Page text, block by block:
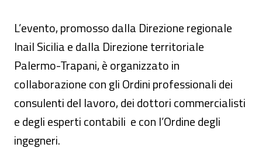
L’evento, promosso dalla Direzione regionale
Inail Sicilia e dalla Direzione territoriale
Palermo-Trapani, è organizzato in
collaborazione con gli Ordini professionali dei
consulenti del lavoro, dei dottori commercialisti
e degli esperti contabili e con l’Ordine degli
ingegneri.